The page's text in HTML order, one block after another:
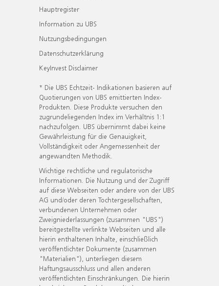
Hauptregister
Information zu UBS
Nutzungsbedingungen
Datenschutzerklärung
KeyInvest Disclaimer
* Die UBS Echtzeit- Indikationen basieren auf
Quotierungen von UBS emittierten Index-
Produkten. Diese Produkte versuchen den
zugrundeliegenden Index im Verhältnis 1:1
nachzufolgen. UBS übernimmt dabei keine
Gewährleistung für die Genauigkeit,
Vollständigkeit oder Angemessenheit der
angewandten Methodik.
Wichtige rechtliche und regulatorische
Informationen. Die Nutzung und der Zugriff
auf diese Webseiten oder andere von der UBS
AG und/oder deren Tochtergesellschaften,
verbundenen Unternehmen oder
Zweigniederlassungen (zusammen "UBS")
bereitgestellte verlinkte Webseiten und alle
hierin enthaltenen Inhalte, einschließlich
veröffentlichter Dokumente (zusammen
"Materialien"), unterliegen diesem
Haftungsausschluss und allen anderen
veröffentlichten Einschränkungen. Die hierin